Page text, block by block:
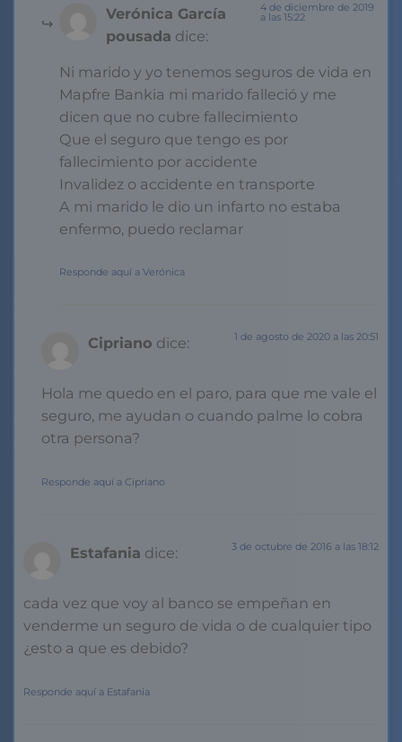
Verónica García
pousada dice:
4 de diciembre de 2019
a las 15:22
Ni marido y yo tenemos seguros de vida en
Mapfre Bankia mi marido falleció y me
dicen que no cubre fallecimiento
Que el seguro que tengo es por
fallecimiento por accidente
Invalidez o accidente en transporte
A mi marido le dio un infarto no estaba
enfermo, puedo reclamar
Responde aquí a Verónica
Cipriano dice: 1 de agosto de 2020 a las 20:51
Hola me quedo en el paro, para que me vale el
seguro, me ayudan o cuando palme lo cobra
otra persona?
Responde aquí a Cipriano
Estafania dice: 3 de octubre de 2016 a las 18:12
cada vez que voy al banco se empeñan en
venderme un seguro de vida o de cualquier tipo
¿esto a que es debido?
Responde aquí a Estafania